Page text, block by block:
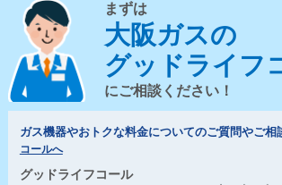
まずは
大阪ガスの
グッドライフ
にご相談ください！
ガス機器やおトクな料金についてのご質問やご相
コールへ
グッドライフコール